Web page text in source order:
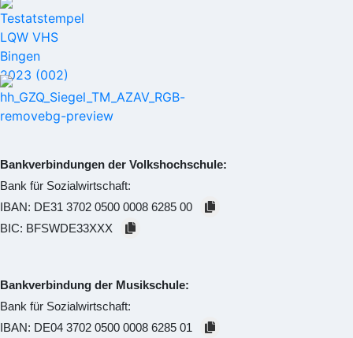
Bankverbindungen der Volkshochschule:
Bank für Sozialwirtschaft:
IBAN: DE31 3702 0500 0008 6285 00
BIC: BFSWDE33XXX
Bankverbindung der Musikschule:
Bank für Sozialwirtschaft:
IBAN: DE04 3702 0500 0008 6285 01